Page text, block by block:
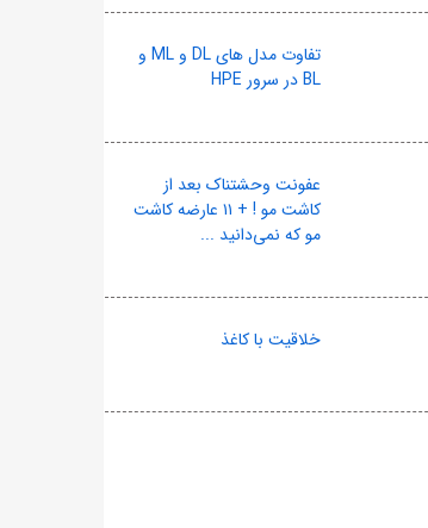
تفاوت مدل های DL و ML و
BL در سرور HPE
عفونت وحشتناک بعد از
کاشت مو ! + ۱۱ عارضه کاشت
مو که نمی‌دانید ...
خلاقیت با کاغذ